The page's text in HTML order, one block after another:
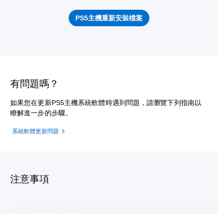
PS5主機重新安裝檔案
有問題嗎？
如果您在更新PS5主機系統軟體時遇到問題，請瀏覽下列指南以
瞭解進一步的步驟。
系統軟體更新問題
注意事項